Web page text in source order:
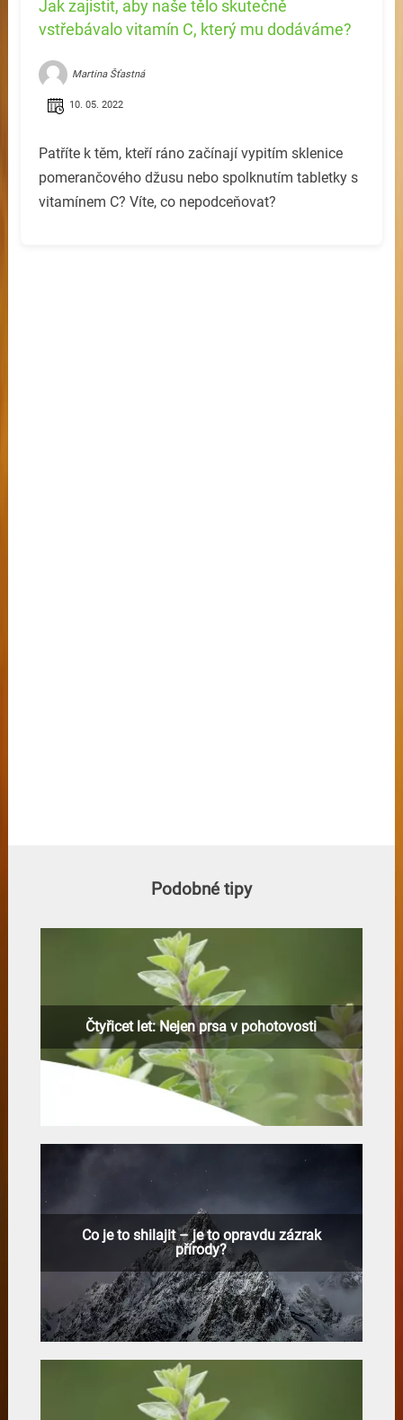
Jak zajistit, aby naše tělo skutečně
vstřebávalo vitamín C, který mu dodáváme?
Martina Šťastná
10. 05. 2022
Patříte k těm, kteří ráno začínají vypitím sklenice
pomerančového džusu nebo spolknutím tabletky s
vitamínem C? Víte, co nepodceňovat?
Podobné tipy
Čtyřicet let: Nejen prsa v pohotovosti
Co je to shilajit – je to opravdu zázrak
přírody?